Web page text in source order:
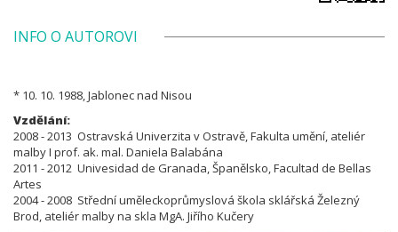
INFO O AUTOROVI
* 10. 10. 1988, Jablonec nad Nisou
Vzdělání:
2008 - 2013 Ostravská Univerzita v Ostravě, Fakulta umění, ateliér
malby I prof. ak. mal. Daniela Balabána
2011 - 2012 Univesidad de Granada, Španělsko, Facultad de Bellas
Artes
2004 - 2008 Střední uměleckoprůmyslová škola sklářská Železný
Brod, ateliér malby na skla MgA. Jiřího Kučery